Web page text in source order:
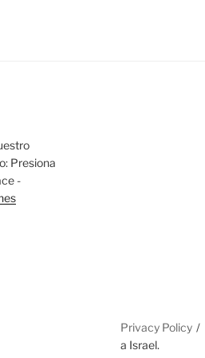
Presiona
-
Privacy Policy